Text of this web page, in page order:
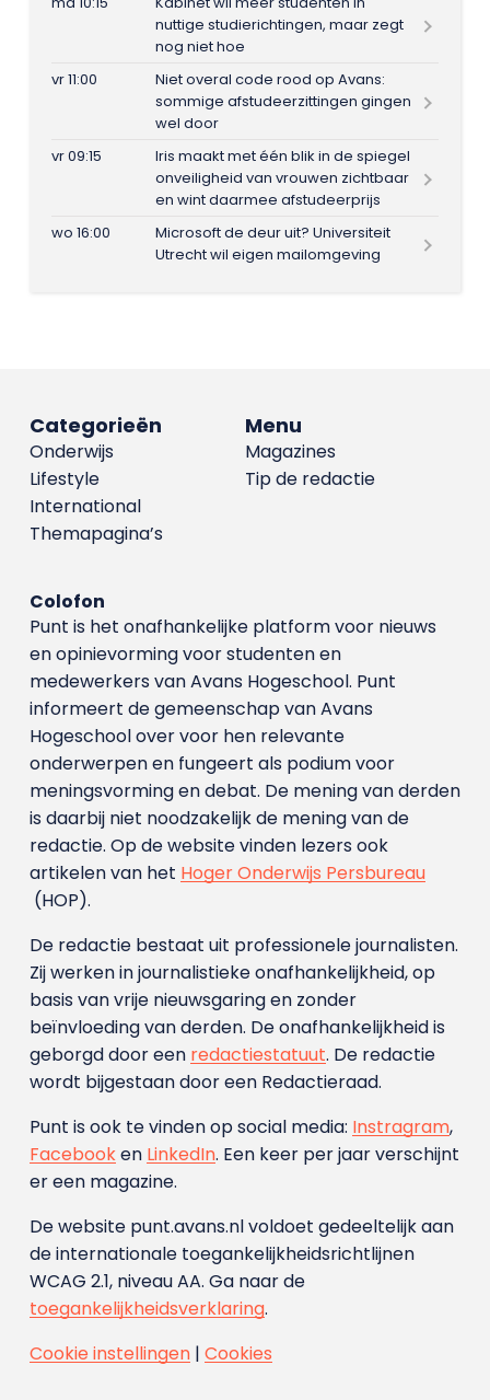
nuttige studierichtingen, maar zegt
nog niet hoe
vr 11:00
Niet overal code rood op Avans:
sommige afstudeerzittingen gingen
wel door
vr 09:15
Iris maakt met één blik in de spiegel
onveiligheid van vrouwen zichtbaar
en wint daarmee afstudeerprijs
wo 16:00
Microsoft de deur uit? Universiteit
Utrecht wil eigen mailomgeving
Menu
Magazines
Tip de redactie
Categorieën
Onderwijs
Lifestyle
International
Themapagina’s
Colofon
Punt is het onafhankelijke platform voor nieuws
en opinievorming voor studenten en
medewerkers van Avans Hoge­school. Punt
informeert de gemeenschap van Avans
Hogeschool over voor hen relevante
onderwerpen en fungeert als podium voor
meningsvorming en debat. De mening van derden
is daarbij niet noodzakelijk de mening van de
redactie. Op de website vinden lezers ook
artikelen van het Hoger Onderwijs Persbureau
(HOP).
De redactie bestaat uit professionele journalisten.
Zij werken in journalistieke onafhankelijkheid, op
basis van vrije nieuwsgaring en zonder
beïnvloeding van derden. De onafhankelijkheid is
geborgd door een redactiestatuut. De redactie
wordt bijgestaan door een Redactieraad.
Punt is ook te vinden op social media: Instragram,
Facebooken LinkedIn. Een keer per jaar verschijnt
er een magazine.
De website punt.avans.nl voldoet gedeeltelijk aan
de internationale toegankelijkheidsrichtlijnen
WCAG 2.1, niveau AA. Ga naar de
toegankelijkheidsverklaring.
Cookie instellingen| Cookies